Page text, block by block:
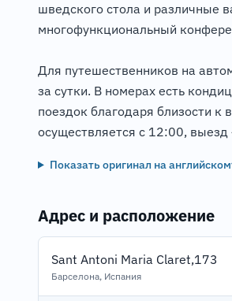
шведского стола и различные
многофункциональный
Для путешественников на
за сутки. В номерах есть
поездок благодаря близости
осуществляется с 12:00,
Показать оригинал на английском
Адрес и расположение
Sant Antoni Maria Claret,173
Барселона, Испания